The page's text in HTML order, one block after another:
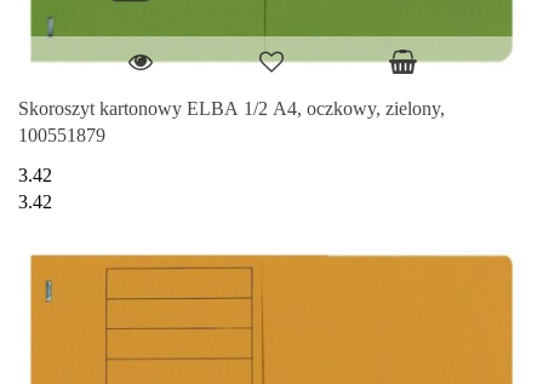
Skoroszyt kartonowy ELBA 1/2 A4, oczkowy, zielony,
100551879
3.42
3.42